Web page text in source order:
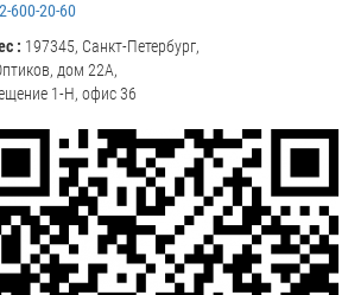
600-20-60
: 197345, Санкт-Петербург,
дом 22А,
1-Н, офис 36